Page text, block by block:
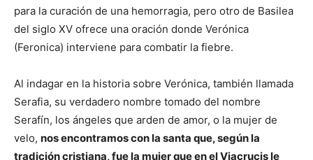
para la curación de una hemorragia, pero otro de Basilea
del siglo XV ofrece una oración donde Verónica
(Feronica) interviene para combatir la fiebre.
Al indagar en la historia sobre Verónica, también llamada
Serafia, su verdadero nombre tomado del nombre
Serafín, los ángeles que arden de amor, o la mujer de
velo, nos encontramos con la santa que, según la
tradición cristiana, fue la mujer que en el Viacrucis le